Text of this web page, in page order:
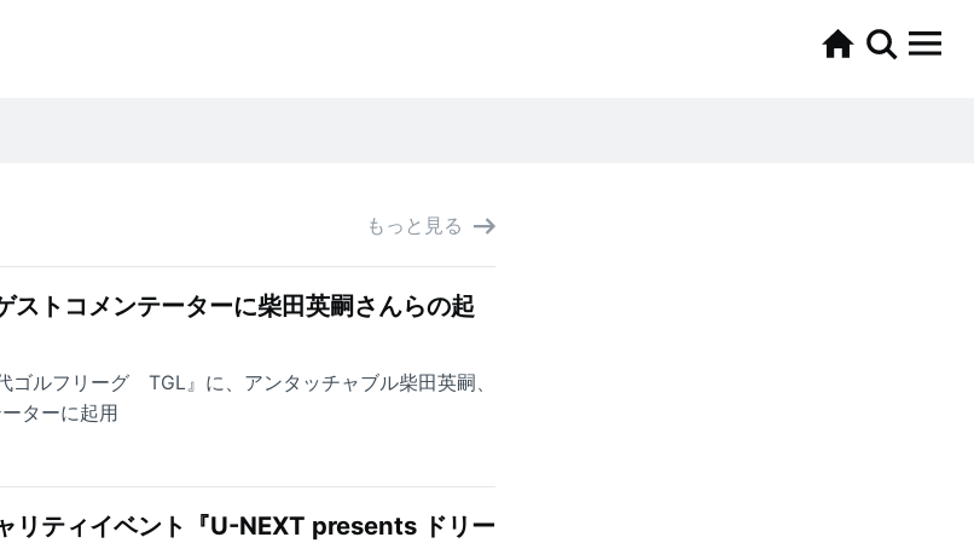
もっと見る
ストコメンテーターに柴田英嗣さんらの起
ゴルフリーグ TGL』に、アンタッチャブル柴田英嗣、
ターに起用
リティイベント『U-NEXT presents ドリー